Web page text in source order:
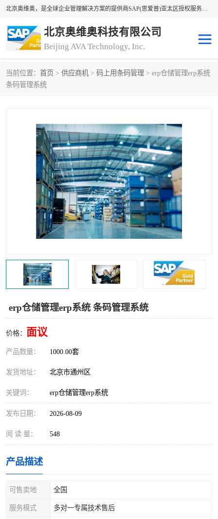
北京奥维奥，是全球企业管理解决方案的提供商SAP(思爱普)亚太区授权服务商领军者，SAP金牌服务商和代理商。企业ERP系统软件，SAP软件实施，17年来服务客户1500多家。提供SAP Business One，SAP Business ByDesign，SAP S/4HANA Cloud，SAP Analytics Cloud （分析云）等产品与解决方案。咨询专线：400-890-8880
北京奥维奥科技有限公司
Beijing AVA Technology, Inc.
当前位置： 首页 > 供应商机 > 码上用条码管理 > erp仓储管理erp系统
条码管理系统
erp仓储管理erp系统 条码管理系统
价格： 面议
产品数量： 1000.00套
发货地址： 北京市通州区
关键词： erp仓储管理erp系统
发布日期： 2026-08-09
阅 读 量： 548
产品描述
可售卖地 全国
服务模式 多对一专属技术售后
sap系统
sap软件开发 sap管理系统
码上用条码管理 扫码系统
工厂ERP软件 制造业ERP系统
工厂ERP系统 皮具厂erp系统
食品厂erp系统 塑胶厂erp系统
小工厂erp系统 印染厂erp系统